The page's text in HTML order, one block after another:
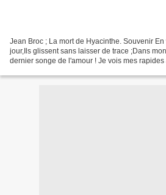
Jean Broc ; La mort de Hyacinthe. Souvenir
jour,Ils glissent sans laisser de trace ;Dans
dernier songe de l'amour ! Je vois mes rapides